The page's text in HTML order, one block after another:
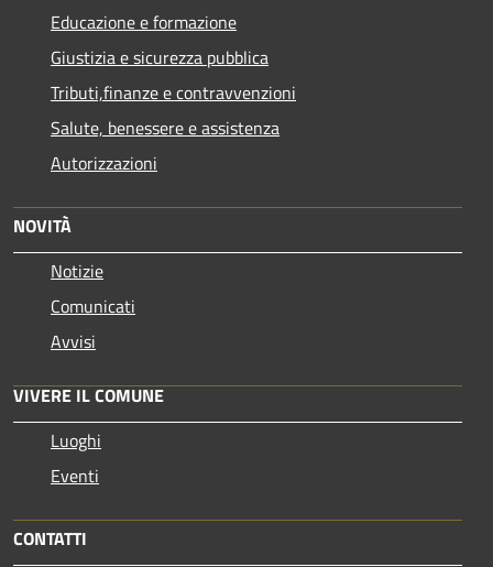
Educazione e formazione
Giustizia e sicurezza pubblica
Tributi,finanze e contravvenzioni
Salute, benessere e assistenza
Autorizzazioni
NOVITÀ
Notizie
Comunicati
Avvisi
VIVERE IL COMUNE
Luoghi
Eventi
CONTATTI